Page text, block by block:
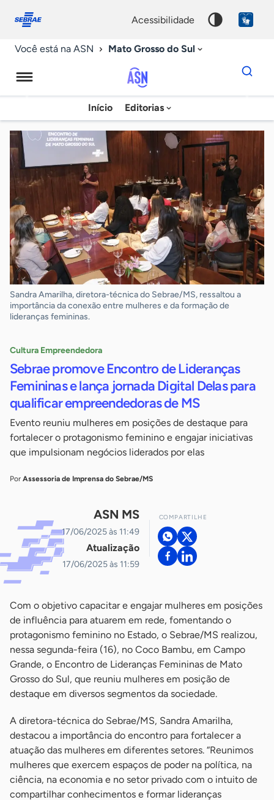
conosco
acessibilidade
Você está na ASN Mato Grosso do Sul
Agência
Sebrae
de
Notícias
Início Editorias
Dados
para
chave
Sandra Amarilha, diretora-técnica do Sebrae/MS, ressaltou a
importância da conexão entre mulheres e da formação de
lideranças femininas.
Cultura Empreendedora
Sebrae promove Encontro de Lideranças
Femininas e lança jornada Digital Delas para
qualificar empreendedoras de MS
Evento reuniu mulheres em posições de destaque para
fortalecer o protagonismo feminino e engajar iniciativas
que impulsionam negócios liderados por elas
Por Assessoria de Imprensa do Sebrae/MS
ASN MS
17/06/2025 às 11:49
Atualização
17/06/2025 às 11:59
COMPARTILHE
Com o objetivo capacitar e engajar mulheres em posições
de influência para atuarem em rede, fomentando o
protagonismo feminino no Estado, o Sebrae/MS realizou,
nessa segunda-feira (16), no Coco Bambu, em Campo
Grande, o Encontro de Lideranças Femininas de Mato
Grosso do Sul, que reuniu mulheres em posição de
destaque em diversos segmentos da sociedade.
A diretora-técnica do Sebrae/MS, Sandra Amarilha,
destacou a importância do encontro para fortalecer a
atuação das mulheres em diferentes setores. “Reunimos
mulheres que exercem espaços de poder na política, na
ciência, na economia e no setor privado com o intuito de
compartilhar conhecimentos e formar lideranças